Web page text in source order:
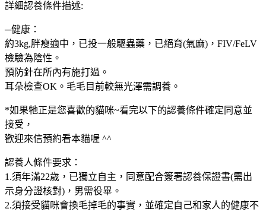
詳細認養條件描述:
─健康：
約3kg,胖瘦適中，已投一般驅蟲藥，已絕育(氣麻)，FIV/FeLV
檢驗為陰性。
預防針在所內有施打過。
耳朵檢查OK。毛毛目前較無光澤需調養。
*如果牠正是您喜歡的貓咪~看完以下的認養條件確定同意並
接受，
歡迎來信預約看本貓喔 ^^
認養人條件要求：
1.須年滿22歲，已獨立自主，同意配合簽署認養保證書(需出
示身分證核對)，男需役畢。
2.須接受貓咪會換毛掉毛的事實，並確定自己和家人的健康不